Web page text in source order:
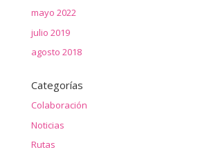
mayo 2022
julio 2019
agosto 2018
Categorías
Colaboración
Noticias
Rutas